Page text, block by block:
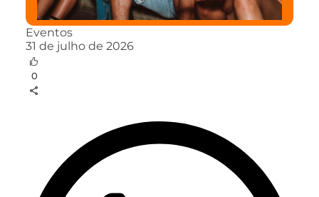
Eventos
31 de julho de 2026
0